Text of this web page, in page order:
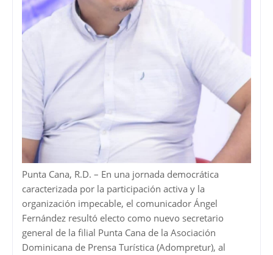
Punta Cana, R.D. – En una jornada democrática
caracterizada por la participación activa y la
organización impecable, el comunicador Ángel
Fernández resultó electo como nuevo secretario
general de la filial Punta Cana de la Asociación
Dominicana de Prensa Turística (Adompretur), al